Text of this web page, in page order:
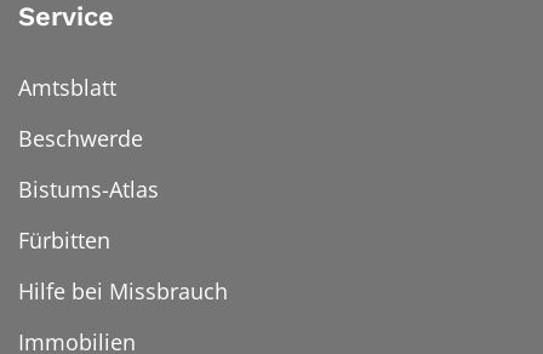
Service
Amtsblatt
Beschwerde
Bistums-Atlas
Fürbitten
Hilfe bei Missbrauch
Immobilien